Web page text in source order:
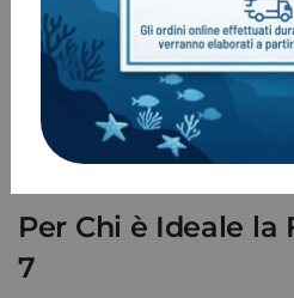
Pannelli
: 44 pannelli con 20
Zip : Dorsale semi-stagna S-
Interno
: Fireskin plush sul
Rinforzi: Supratex 2 su
Utilizzo: Acque fredde,
professionale
Per Chi è Ideale la
7